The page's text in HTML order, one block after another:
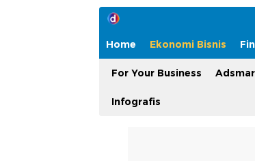
Home Ekonomi Bisnis
For Your Business
Infografis